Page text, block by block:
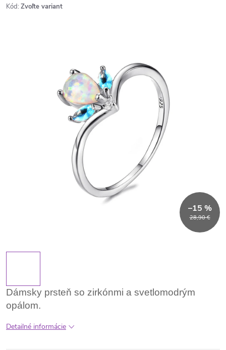
Kód: Zvoľte variant
28,90 €
–15 %
Dámsky prsteň so zirkónmi a svetlomodrým
opálom.
Detailné informácie